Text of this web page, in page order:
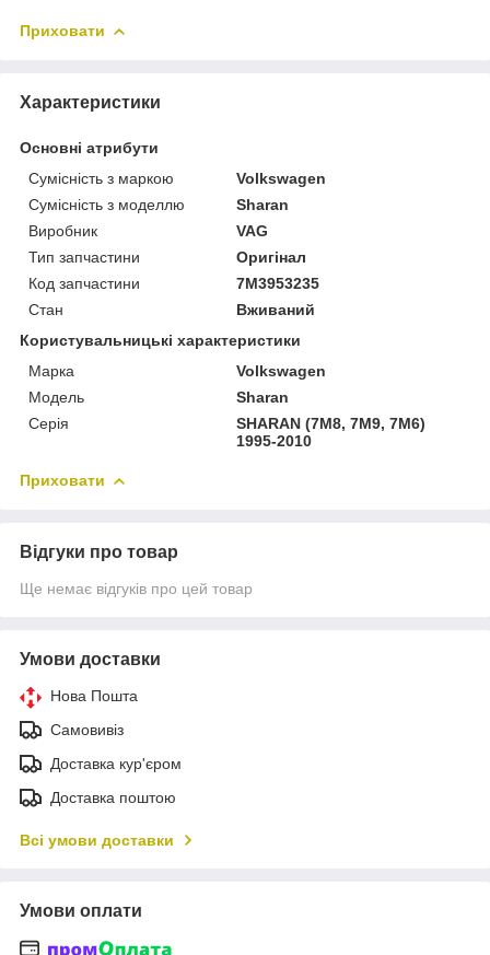
Приховати
Характеристики
Основні атрибути
Сумісність з маркою
Volkswagen
Сумісність з моделлю
Sharan
Виробник
VAG
Тип запчастини
Оригінал
Код запчастини
7M3953235
Стан
Вживаний
Користувальницькі характеристики
Марка
Volkswagen
Модель
Sharan
Серія
SHARAN (7M8, 7M9, 7M6)
1995-2010
Приховати
Відгуки про товар
Ще немає відгуків про цей товар
Умови доставки
Нова Пошта
Самовивіз
Доставка кур'єром
Доставка поштою
Всі умови доставки
Умови оплати